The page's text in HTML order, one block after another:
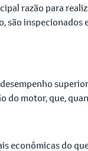
razão para
são
do motor, que,
econômicas do